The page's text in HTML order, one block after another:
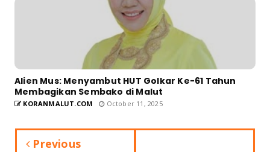
Alien Mus: Menyambut HUT Golkar Ke-61 Tahun
Membagikan Sembako di Malut
KORANMALUT.COM October 11, 2025
Previous